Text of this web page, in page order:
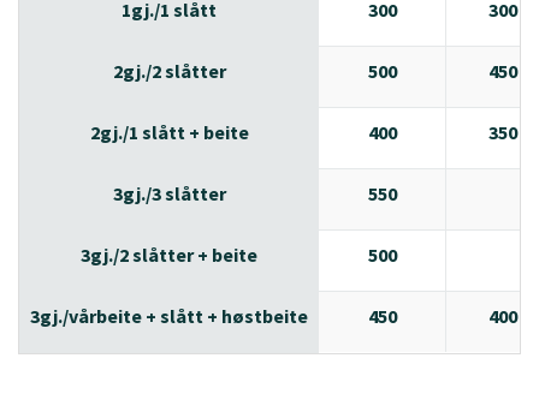
1gj./1 slått 300 300
2gj./2 slåtter 500 450
2gj./1 slått + beite 400 350
3gj./3 slåtter 550
3gj./2 slåtter + beite 500
3gj./vårbeite + slått + høstbeite 450 400